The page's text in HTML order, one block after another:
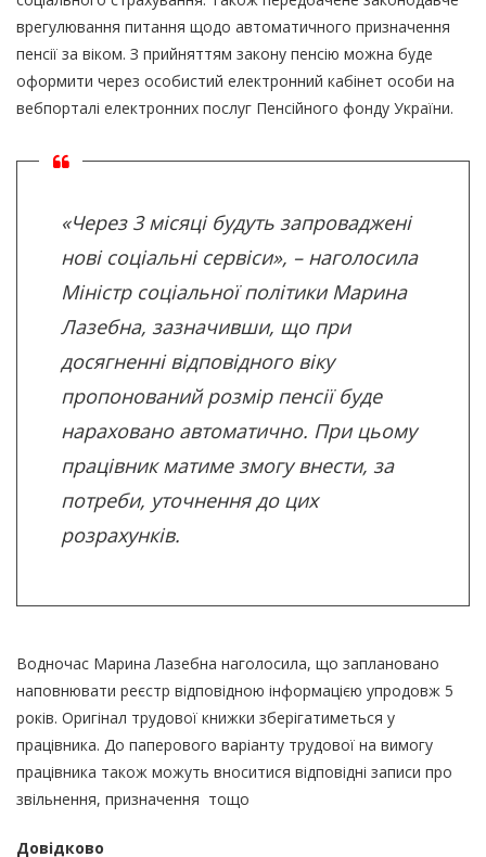
врегулювання питання щодо автоматичного призначення
пенсії за віком. З прийняттям закону пенсію можна буде
оформити через особистий електронний кабінет особи на
вебпорталі електронних послуг Пенсійного фонду України.
«Через 3 місяці будуть запроваджені
нові соціальні сервіси», – наголосила
Міністр соціальної політики Марина
Лазебна, зазначивши, що при
досягненні відповідного віку
пропонований розмір пенсії буде
нараховано автоматично. При цьому
працівник матиме змогу внести, за
потреби, уточнення до цих
розрахунків.
Водночас Марина Лазебна наголосила, що заплановано
наповнювати реєстр відповідною інформацією упродовж 5
років. Оригінал трудової книжки зберігатиметься у
працівника. До паперового варіанту трудової на вимогу
працівника також можуть вноситися відповідні записи про
звільнення, призначення тощо
Довідково